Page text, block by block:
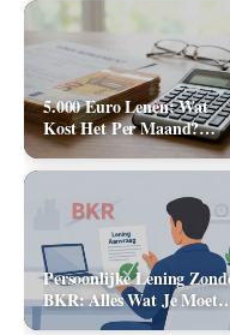
5.000 Euro Lenen: Wat
Kost Het Per Maand?
(Rente & Maandlasten
2026)
Persoonlijke Lening
BKR: Alles Wat Je Moet